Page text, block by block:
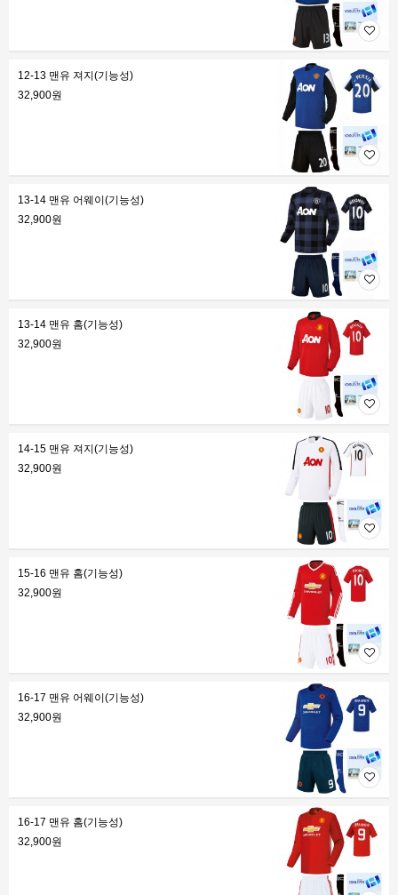
12-13 맨유 져지(기능성)
32,900원
13-14 맨유 어웨이(기능성)
32,900원
13-14 맨유 홈(기능성)
32,900원
14-15 맨유 져지(기능성)
32,900원
15-16 맨유 홈(기능성)
32,900원
16-17 맨유 어웨이(기능성)
32,900원
16-17 맨유 홈(기능성)
32,900원